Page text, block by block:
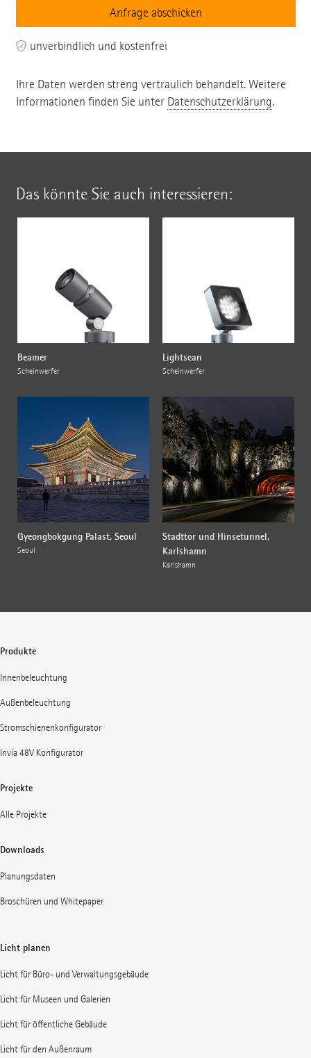
unverbindlich und kostenfrei
Ihre Daten werden streng vertraulich behandelt. Weitere
Informationen finden Sie unter Datenschutzerklärung.
Das könnte Sie auch interessieren:
Beamer
Scheinwerfer
Lightscan
Scheinwerfer
Gyeongbokgung Palast, Seoul
Seoul
Stadttor und Hinsetunnel,
Karlshamn
Karlshamn
Produkte
Innenbeleuchtung
Außenbeleuchtung
Stromschienenkonfigurator
Invia 48V Konfigurator
Projekte
Alle Projekte
Downloads
Planungsdaten
Broschüren und Whitepaper
Licht planen
Licht für Büro- und Verwaltungsgebäude
Licht für Museen und Galerien
Licht für öffentliche Gebäude
Licht für den Außenraum